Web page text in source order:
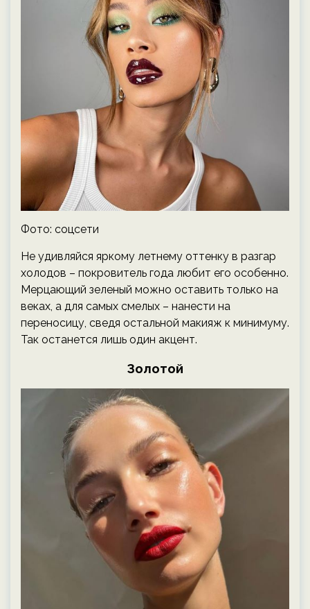
Фото: соцсети
Не удивляйся яркому летнему оттенку в разгар
холодов – покровитель года любит его особенно.
Мерцающий зеленый можно оставить только на
веках, а для самых смелых – нанести на
переносицу, сведя остальной макияж к минимуму.
Так останется лишь один акцент.
Золотой